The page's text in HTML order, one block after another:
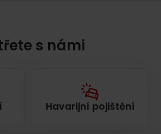
s námi
Havarijní pojištění